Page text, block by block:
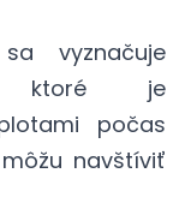
vyznačuje
je
počas
navštíviť